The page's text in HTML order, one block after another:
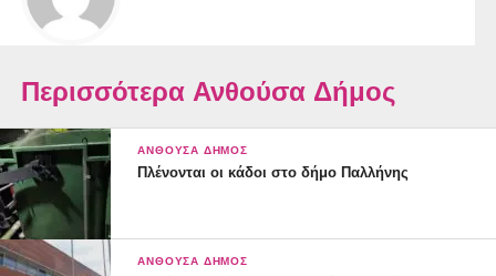
Περισσότερα Ανθούσα Δήμος
ΑΝΘΟΎΣΑ ΔΉΜΟΣ
Πλένονται οι κάδοι στο δήμο Παλλήνης
ΑΝΘΟΎΣΑ ΔΉΜΟΣ